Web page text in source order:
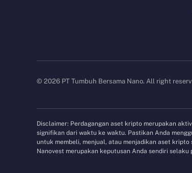
© 2026 PT Tumbuh Bersama Nano. All right
Disclaimer: Perdagangan aset kripto merupakan
signifikan dari waktu ke waktu. Pastikan Anda
untuk membeli, menjual, atau menjadikan aset
Nanovest merupakan keputusan Anda sendiri